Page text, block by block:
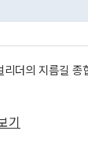
리더의 지름길
기